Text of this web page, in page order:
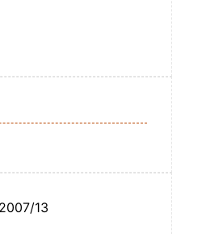
13